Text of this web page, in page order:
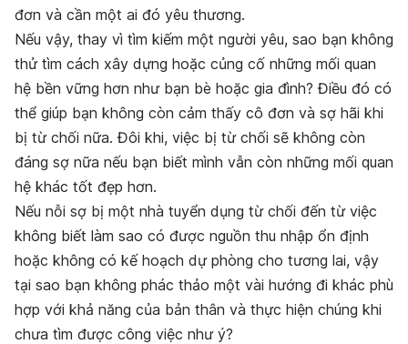
đơn và cần một ai đó yêu thương.
Nếu vậy, thay vì tìm kiếm một người yêu, sao bạn không
thử tìm cách xây dựng hoặc củng cố những mối quan
hệ bền vững hơn như bạn bè hoặc gia đình? Điều đó có
thể giúp bạn không còn cảm thấy cô đơn và sợ hãi khi
bị từ chối nữa. Đôi khi, việc bị từ chối sẽ không còn
đáng sợ nữa nếu bạn biết mình vẫn còn những mối quan
hệ khác tốt đẹp hơn.
Nếu nỗi sợ bị một nhà tuyển dụng từ chối đến từ việc
không biết làm sao có được nguồn thu nhập ổn định
hoặc không có kế hoạch dự phòng cho tương lai, vậy
tại sao bạn không phác thảo một vài hướng đi khác phù
hợp với khả năng của bản thân và thực hiện chúng khi
chưa tìm được công việc như ý?